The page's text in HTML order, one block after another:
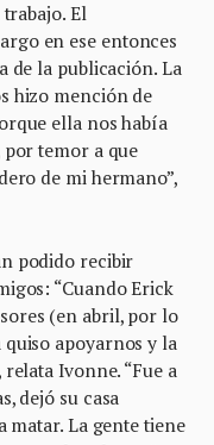
El
en ese entonces
de la publicación. La
hizo mención de
ella nos había
por temor a que
de mi hermano”,
podido recibir
“Cuando Erick
(en abril, por lo
quiso apoyarnos y la
relata Ivonne. “Fue a
dejó su casa
matar. La gente tiene